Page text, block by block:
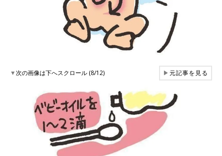
▼次の画像は下へスクロール (8/12) ▶元記事を見る